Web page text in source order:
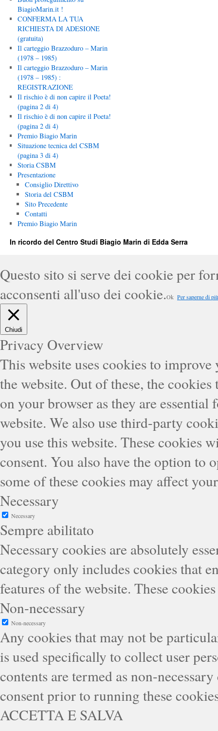
BiagioMarin.it !
CONFERMA LA TUA
RICHIESTA DI ADESIONE
(gratuita)
Il carteggio Brazzoduro – Marin
(1978 – 1985)
Il carteggio Brazzoduro – Marin
(1978 – 1985) :
REGISTRAZIONE
Il rischio è di non capire il Poeta!
(pagina 2 di 4)
Il rischio è di non capire il Poeta!
(pagina 2 di 4)
Premio Biagio Marin
Situazione tecnica del CSBM
(pagina 3 di 4)
Storia CSBM
Presentazione
Consiglio Direttivo
Storia del CSBM
Sito Precedente
Contatti
Premio Biagio Marin
In ricordo del Centro Studi Biagio Marin di Edda Serra
Questo sito si serve dei cookie per
acconsenti all'uso dei cookie.Ok Per saperne di
Chiudi
Privacy Overview
This website uses cookies to
the website. Out of these, the cookies
on your browser as they are
website. We also use third-party
you use this website. These cookies
consent. You also have the option
some of these cookies may affect
Necessary
Necessary
Sempre abilitato
Necessary cookies are absolutely
category only includes cookies that
features of the website. These
Non-necessary
Non-necessary
Any cookies that may not be
is used specifically to collect user
contents are termed as non-
consent prior to running these
ACCETTA E SALVA